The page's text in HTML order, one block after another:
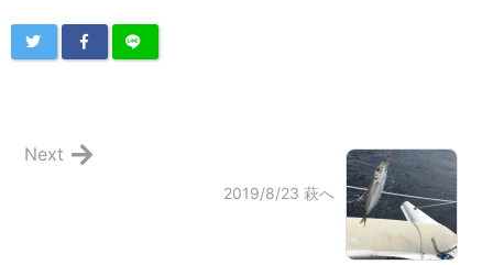
2019/8/23 萩へ
Next